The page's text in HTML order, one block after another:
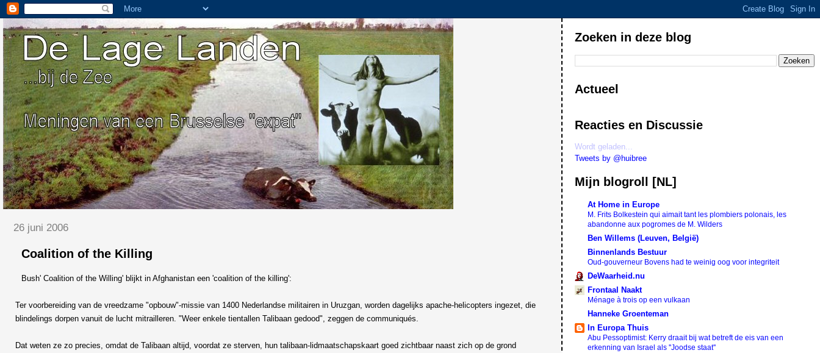
26 juni 2006
Coalition of the Killing
Bush' Coalition of the Willing' blijkt in Afghanistan een 'coalition of the killing':
Ter voorbereiding van de vreedzame "opbouw"-missie van 1400 Nederlandse militairen in Uruzgan, worden dagelijks apache-helicopters ingezet, die
blindelings dorpen vanuit de lucht mitrailleren. "Weer enkele tientallen Talibaan gedood", zeggen de communiqués.
Dat weten ze zo precies, omdat de Talibaan altijd, voordat ze sterven, hun talibaan-lidmaatschapskaart goed zichtbaar naast zich op de grond
Zoeken in deze blog
Actueel
Reacties en Discussie
Wordt geladen...
Tweets by @huibree
Mijn blogroll [NL]
At Home in Europe
M. Frits Bolkestein qui aimait tant les plombiers polonais, les
abandonne aux pogromes de M. Wilders
Ben Willems (Leuven, België)
Binnenlands Bestuur
Oud-gouverneur Bovens had te weinig oog voor integriteit
DeWaarheid.nu
Frontaal Naakt
Ménage à trois op een vulkaan
Hanneke Groenteman
In Europa Thuis
Abu Pessoptimist: Kerry draait bij wat betreft de eis van een
erkenning van Israel als ''Joodse staat''